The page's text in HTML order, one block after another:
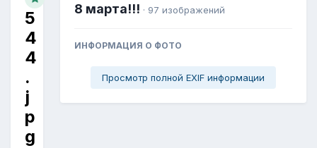
5
4
4
.
j
p
g
8 марта!!! · 97 изображений
ИНФОРМАЦИЯ О ФОТО
Просмотр полной EXIF информации